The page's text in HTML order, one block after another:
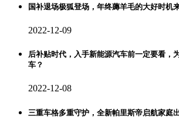
国补退场极狐登场，年终薅羊毛的大好时机
2022-12-09
后补贴时代，入手新能源汽车前一定要看，
车？
2022-12-08
三重车格多重守护，全新帕里斯帝启航家庭